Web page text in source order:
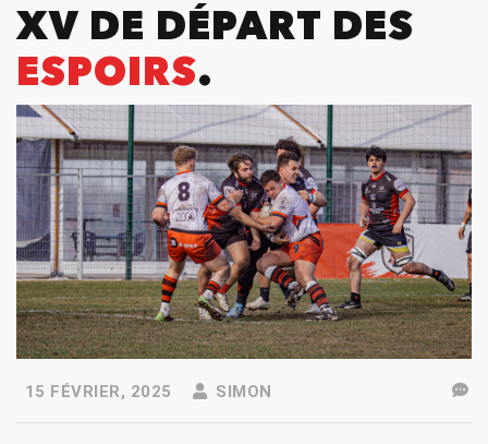
XV DE DÉPART DES
ESPOIRS
15 FÉVRIER, 2025 SIMON